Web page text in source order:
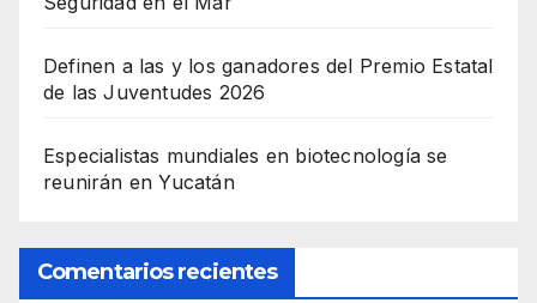
Definen a las y los ganadores del Premio Estatal
de las Juventudes 2026
Especialistas mundiales en biotecnología se
reunirán en Yucatán
Comentarios recientes